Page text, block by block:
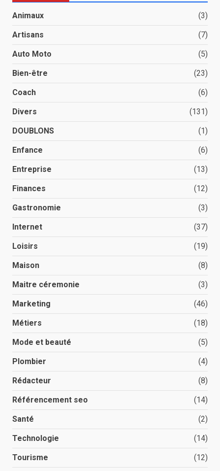
Animaux (3)
Artisans (7)
Auto Moto (5)
Bien-être (23)
Coach (6)
Divers (131)
DOUBLONS (1)
Enfance (6)
Entreprise (13)
Finances (12)
Gastronomie (3)
Internet (37)
Loisirs (19)
Maison (8)
Maitre céremonie (3)
Marketing (46)
Métiers (18)
Mode et beauté (5)
Plombier (4)
Rédacteur (8)
Référencement seo (14)
Santé (2)
Technologie (14)
Tourisme (12)